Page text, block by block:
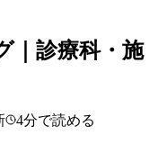
｜診療科・施
4分で読める